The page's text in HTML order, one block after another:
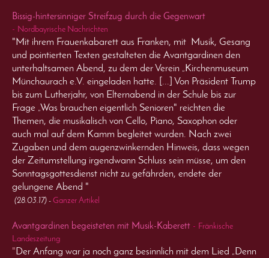
Bissig-hintersinniger Streifzug durch die Gegenwart
- Nordbayrische Nachrichten
"Mit ihrem Frauenkabarett aus Franken, mit Musik, Gesang
und pointierten Texten gestalteten die Avantgardinen den
unterhaltsamen Abend, zu dem der Verein „Kirchenmuseum
Münchaurach e.V. eingeladen hatte. [...] Von Präsident Trump
bis zum Lutherjahr, von Elternabend in der Schule bis zur
Frage „Was brauchen eigentlich Senioren" reichten die
Themen, die musikalisch von Cello, Piano, Saxophon oder
auch mal auf dem Kamm begleitet wurden. Nach zwei
Zugaben und dem augenzwinkernden Hinweis, dass wegen
der Zeitumstellung irgendwann Schluss sein müsse, um den
Sonntagsgottesdienst nicht zu gefährden, endete der
gelungene Abend "
(28.03.17) - Ganzer Artikel
Avantgardinen begeisteten mit Musik-Kaberett - Fränkische
Landeszeitung
" Der Anfang war ja noch ganz besinnlich mit dem Lied „Denn